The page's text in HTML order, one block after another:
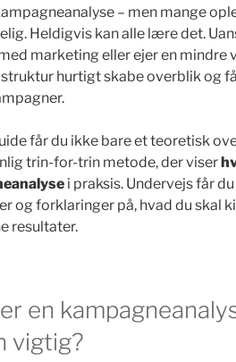
– men mange
Heldigvis kan alle lære det.
marketing eller ejer en mindre
hurtigt skabe overblik og
får du ikke bare et teoretisk
trin-for-trin metode, der viser
i praksis. Undervejs får
og forklaringer på, hvad du skal
resultater.
en
vigtig?